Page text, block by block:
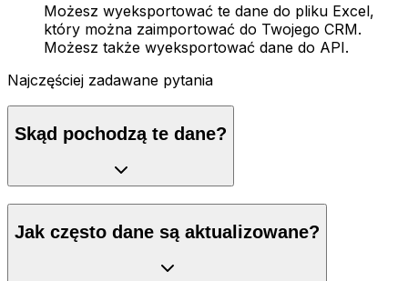
Możesz wyeksportować te dane do pliku Excel,
który można zaimportować do Twojego CRM.
Możesz także wyeksportować dane do API.
Najczęściej zadawane pytania
Skąd pochodzą te dane?
Jak często dane są aktualizowane?